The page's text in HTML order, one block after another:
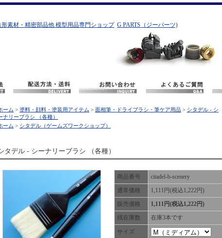
素材・精密部品他 模型用品専門ショップ G PARTS（ジーパーツ)
ーム > 塗料・顔料・塗装用アイテム > 面相筆・ドライブラシ・筆ケア用品 > シタデル - シ
ナリーブラシ （各種）
ーム > シタデル（ゲームズワークショップ）
タデル - シーナリーブラシ （各種）
商品番号
citadel-b-scenery
通常価格
1,111円(税込1,222円)
販売価格
1,111円(税込1,222円)
残在庫数
在庫3本です
サイズ